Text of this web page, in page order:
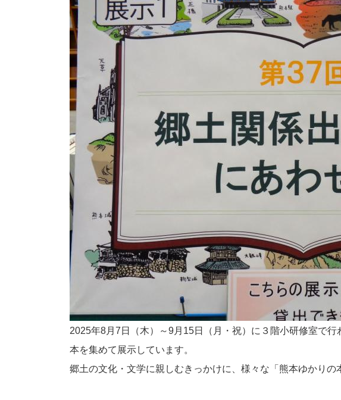
2025年8月7日（木）～9月15日（月・祝）に３階小研修室で
本を集めて展示しています。
郷土の文化・文学に親しむきっかけに、様々な「熊本ゆかりの